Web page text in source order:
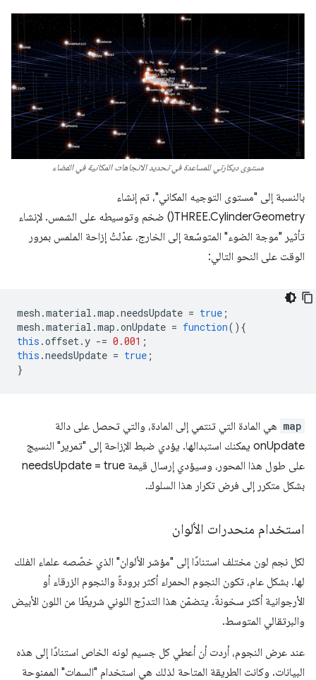
مستوى ديكارتي للمساعدة في تحديد الاتجاهات المكانية في الفضاء
بالنسبة إلى "مستوى التوجيه المكاني"، تم إنشاء
THREE.CylinderGeometry() ضخم وتوسيطه على الشمس. لإنشاء
تأثير "موجة الضوء" المتوسّعة إلى الخارج، عدّلتُ إزاحة الملمس بمرور
الوقت على النحو التالي:
mesh .material .map .needsUpdate = true ;
mesh .material .map .onUpdate = function(){
this .offset .y -= 0.001 ;
this .needsUpdate = true ;
}
map هي المادة التي تنتمي إلى المادة، والتي تحصل على دالة
onUpdate يمكنك استبدالها. يؤدي ضبط الإزاحة إلى "تمرير" النسيج
على طول هذا المحور، وسيؤدي إرسال قيمة needsUpdate = true
بشكل متكرر إلى فرض تكرار هذا السلوك.
استخدام منحدرات الألوان
لكل نجم لون مختلف استنادًا إلى "مؤشر الألوان" الذي خصّصه علماء الفلك
لها. بشكل عام، تكون النجوم الحمراء أكثر برودةً والنجوم الزرقاء أو
الأرجوانية أكثر سخونةً. يتضمّن هذا التدرّج اللوني شريطًا من اللون الأبيض
والبرتقالي المتوسط.
عند عرض النجوم، أردت أن أعطي كل جسيم لونه الخاص استنادًا إلى هذه
البيانات. وكانت الطريقة المتاحة لذلك هي استخدام "السمات" الممنوحة